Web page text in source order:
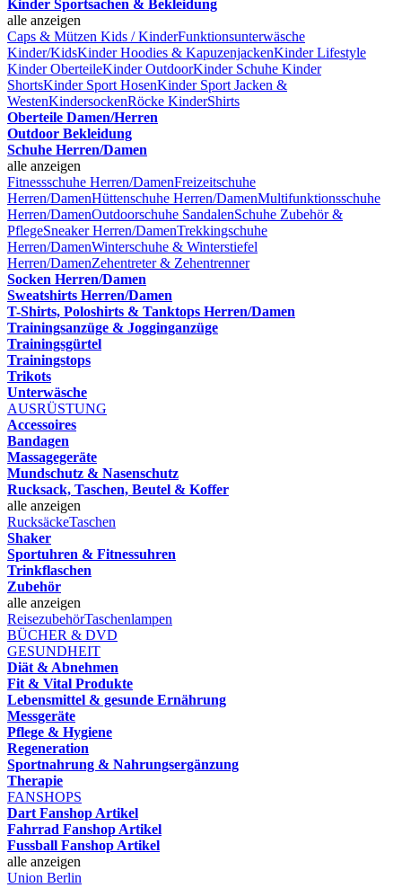
Kinder Sportsachen & Bekleidung
alle anzeigen
Caps & Mützen Kids / KinderFunktionsunterwäsche
Kinder/KidsKinder Hoodies & KapuzenjackenKinder Lifestyle
Kinder OberteileKinder OutdoorKinder Schuhe Kinder
ShortsKinder Sport HosenKinder Sport Jacken &
WestenKindersockenRöcke KinderShirts
Oberteile Damen/Herren
Outdoor Bekleidung
Schuhe Herren/Damen
alle anzeigen
Fitnessschuhe Herren/DamenFreizeitschuhe
Herren/DamenHüttenschuhe Herren/DamenMultifunktionsschuhe
Herren/DamenOutdoorschuhe SandalenSchuhe Zubehör &
PflegeSneaker Herren/DamenTrekkingschuhe
Herren/DamenWinterschuhe & Winterstiefel
Herren/DamenZehentreter & Zehentrenner
Socken Herren/Damen
Sweatshirts Herren/Damen
T-Shirts, Poloshirts & Tanktops Herren/Damen
Trainingsanzüge & Jogginganzüge
Trainingsgürtel
Trainingstops
Trikots
Unterwäsche
AUSRÜSTUNG
Accessoires
Bandagen
Massagegeräte
Mundschutz & Nasenschutz
Rucksack, Taschen, Beutel & Koffer
alle anzeigen
RucksäckeTaschen
Shaker
Sportuhren & Fitnessuhren
Trinkflaschen
Zubehör
alle anzeigen
ReisezubehörTaschenlampen
BÜCHER & DVD
GESUNDHEIT
Diät & Abnehmen
Fit & Vital Produkte
Lebensmittel & gesunde Ernährung
Messgeräte
Pflege & Hygiene
Regeneration
Sportnahrung & Nahrungsergänzung
Therapie
FANSHOPS
Dart Fanshop Artikel
Fahrrad Fanshop Artikel
Fussball Fanshop Artikel
alle anzeigen
Union Berlin